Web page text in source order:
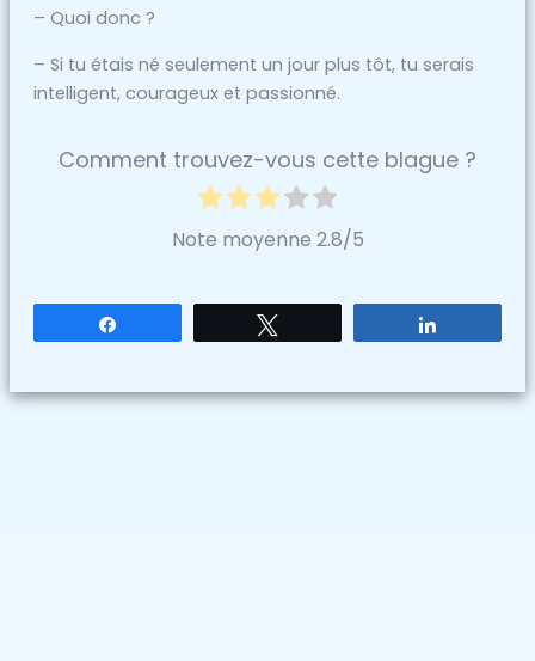
– Quoi donc ?
– Si tu étais né seulement un jour plus tôt, tu serais
intelligent, courageux et passionné.
Comment trouvez-vous cette blague ?
Note moyenne 2.8/5